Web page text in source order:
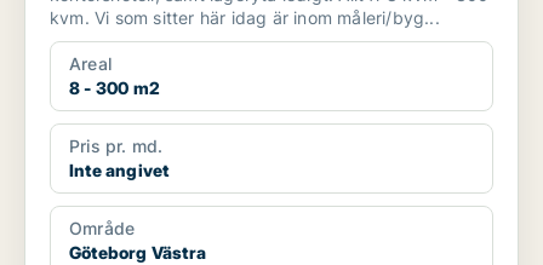
kvm. Vi som sitter här idag är inom måleri/byg...
Areal
8 - 300 m2
Pris pr. md.
Inte angivet
Område
Göteborg Västra